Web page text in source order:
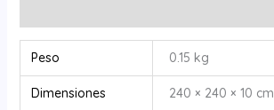
Peso 0.15 kg
Dimensiones 240 × 240 × 10 cm